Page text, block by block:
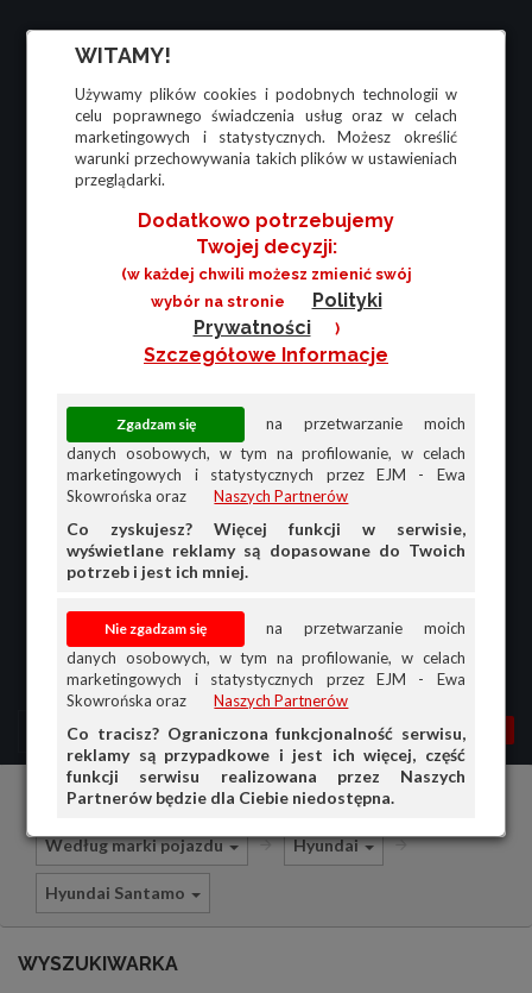
WITAMY!
Używamy plików cookies i podobnych technologii w
celu poprawnego świadczenia usług oraz w celach
marketingowych i statystycznych. Możesz określić
warunki przechowywania takich plików w ustawieniach
przeglądarki.
Dodatkowo potrzebujemy
Twojej decyzji:
(w każdej chwili możesz zmienić swój
wybór na stronie
Polityki
Prywatności
)
Szczegółowe Informacje
na przetwarzanie moich
danych osobowych, w tym na profilowanie, w celach
marketingowych i statystycznych przez EJM - Ewa
Skowrońska oraz
Naszych Partnerów
Co zyskujesz? Więcej funkcji w serwisie,
wyświetlane reklamy są dopasowane do Twoich
potrzeb i jest ich mniej.
na przetwarzanie moich
danych osobowych, w tym na profilowanie, w celach
marketingowych i statystycznych przez EJM - Ewa
Skowrońska oraz
Naszych Partnerów
Co tracisz? Ograniczona funkcjonalność serwisu,
reklamy są przypadkowe i jest ich więcej, część
funkcji serwisu realizowana przez Naszych
Partnerów będzie dla Ciebie niedostępna.
MENU MOJA AG
PRZEGLĄD
OFERTA DLA FIRM
Części i akcesoria samochodowe
Według marki pojazdu Hyundai
Hyundai Santamo
WYSZUKIWARKA